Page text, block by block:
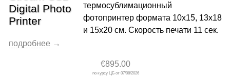
термосублимационный
фотопринтер формата 10х15, 13х18
и 15х20 см. Скорость печати 11 сек.
€895.00
07/08/2026